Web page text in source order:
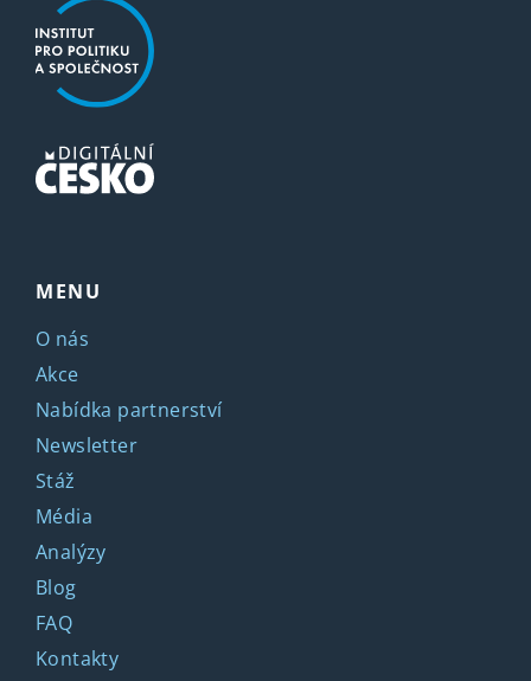
MENU
O nás
Akce
Nabídka partnerství
Newsletter
Stáž
Média
Analýzy
Blog
FAQ
Kontakty